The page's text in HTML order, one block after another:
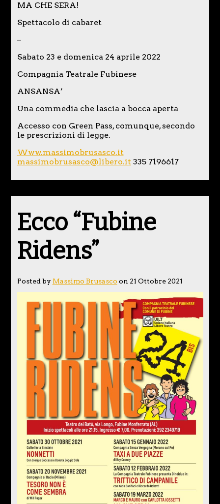
MA CHE SERA!
Spettacolo di cabaret
–
Sabato 23 e domenica 24 aprile 2022
Compagnia Teatrale Fubinese
ANSANSA’
Una commedia che lascia a bocca aperta
Accesso con Green Pass, comunque, secondo
le prescrizioni di legge.
Www.massimobrusasco.it
massimobrusasco@libero.it335 7196617
Ecco “Fubine
Ridens”
Posted by Massimo Brusasco on 21 Ottobre 2021